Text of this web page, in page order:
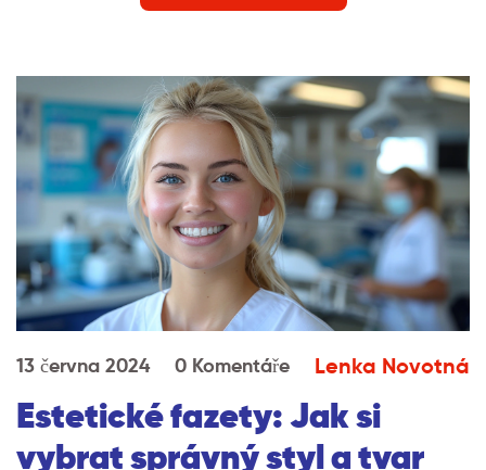
13 června 2024 0 Komentáře Lenka Novotná
Estetické fazety: Jak si
vybrat správný styl a tvar